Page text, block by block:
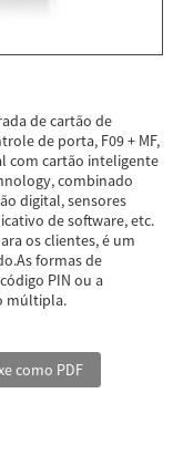
de cartão de
de porta, F09 + MF,
com cartão inteligente
combinado
digital, sensores
de software, etc.
os clientes, é um
formas de
PIN ou a
múltipla.
como PDF